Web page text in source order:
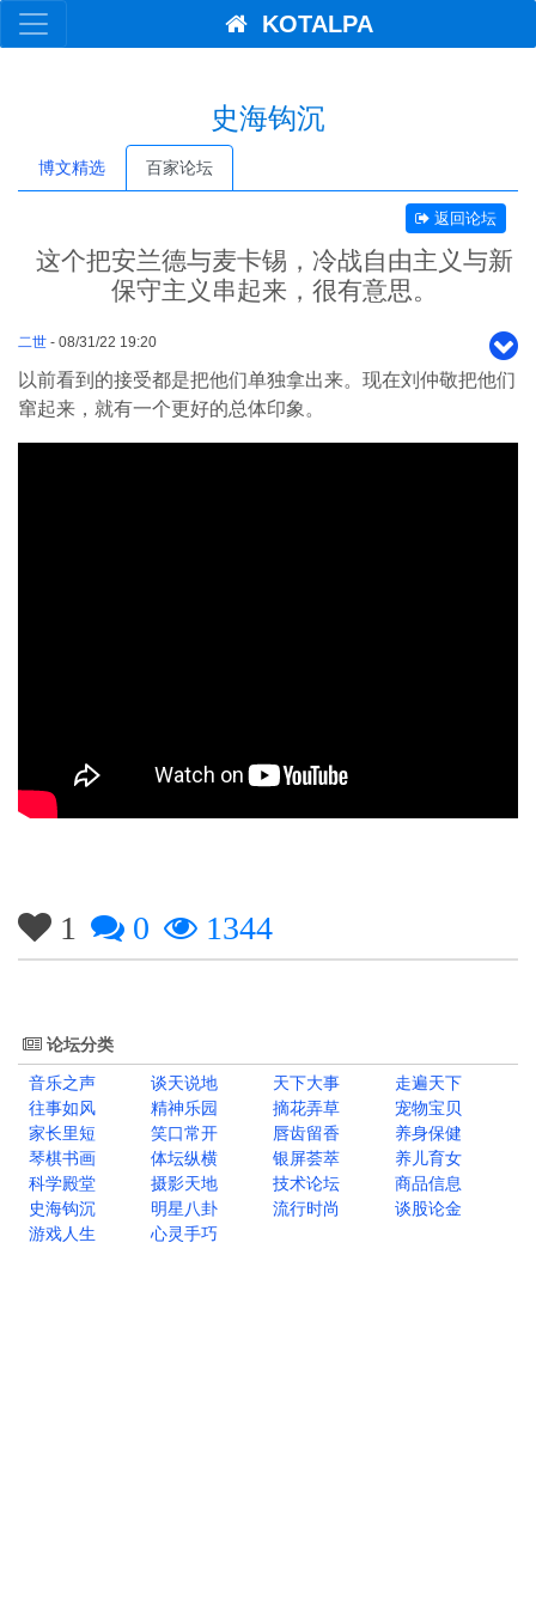
KOTALPA
史海钩沉
博文精选 百家论坛
返回论坛
这个把安兰德与麦卡锡，冷战自由主义与新
保守主义串起来，很有意思。
二世 - 08/31/22 19:20
以前看到的接受都是把他们单独拿出来。现在刘仲敬把他们
窜起来，就有一个更好的总体印象。
1 0 1344
论坛分类
音乐之声
谈天说地 天下大事
走遍天下
往事如风
精神乐园 摘花弄草
宠物宝贝
家长里短
笑口常开 唇齿留香
养身保健
琴棋书画
体坛纵横 银屏荟萃
养儿育女
科学殿堂
摄影天地 技术论坛
商品信息
史海钩沉
明星八卦 流行时尚
谈股论金
游戏人生
心灵手巧